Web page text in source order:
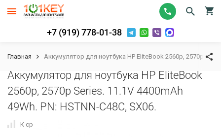
+7 (919) 778-01-38
Главная Аккумулятор для ноутбука HP EliteBook 2560p, 2570p
Аккумулятор для ноутбука HP EliteBook
2560p, 2570p Series. 11.1V 4400mAh
49Wh. PN: HSTNN-C48C, SX06.
К сравнению